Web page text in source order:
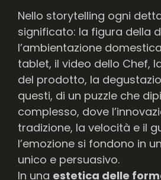
Nello storytelling ogni
significato: la figura della
l’ambientazione
tablet, il video dello Chef,
del prodotto, la
questi, di un puzzle che
complesso, dove
tradizione, la velocità e il
l’emozione si fondono in
unico e persuasivo.
In una estetica delle